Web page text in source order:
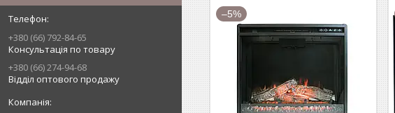
+380 (66) 792-84-65
Консультація по товару
+380 (66) 274-94-68
Відділ оптового продажу
–5%